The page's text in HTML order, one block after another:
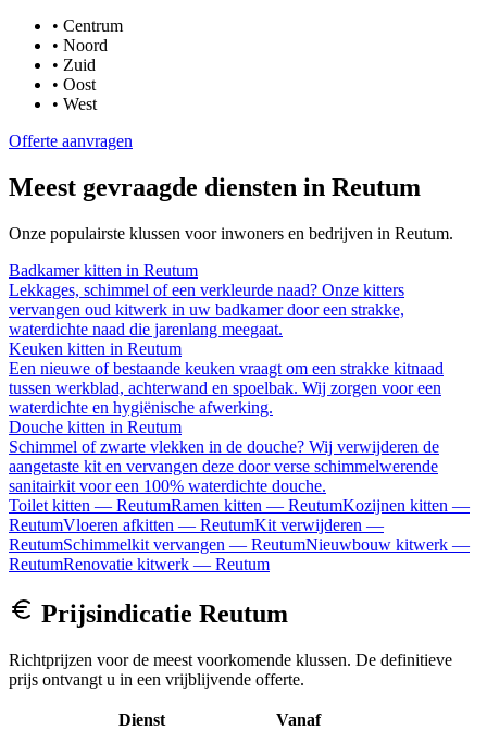
• Centrum
• Noord
• Zuid
• Oost
• West
Offerte aanvragen
Meest gevraagde diensten in Reutum
Onze populairste klussen voor inwoners en bedrijven in Reutum.
Badkamer kitten in Reutum
Lekkages, schimmel of een verkleurde naad? Onze kitters
vervangen oud kitwerk in uw badkamer door een strakke,
waterdichte naad die jarenlang meegaat.
Keuken kitten in Reutum
Een nieuwe of bestaande keuken vraagt om een strakke kitnaad
tussen werkblad, achterwand en spoelbak. Wij zorgen voor een
waterdichte en hygiënische afwerking.
Douche kitten in Reutum
Schimmel of zwarte vlekken in de douche? Wij verwijderen de
aangetaste kit en vervangen deze door verse schimmelwerende
sanitairkit voor een 100% waterdichte douche.
Toilet kitten — ReutumRamen kitten — ReutumKozijnen kitten —
ReutumVloeren afkitten — ReutumKit verwijderen —
ReutumSchimmelkit vervangen — ReutumNieuwbouw kitwerk —
ReutumRenovatie kitwerk — Reutum
Prijsindicatie Reutum
Richtprijzen voor de meest voorkomende klussen. De definitieve
prijs ontvangt u in een vrijblijvende offerte.
Dienst
Vanaf